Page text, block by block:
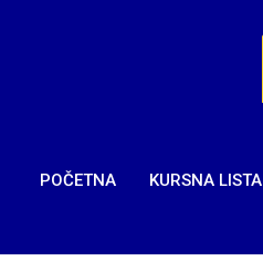
POČETNA KURSNA LISTA